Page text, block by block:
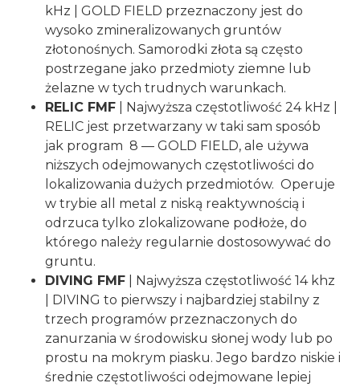
kHz | GOLD FIELD przeznaczony jest do
wysoko zmineralizowanych gruntów
złotonośnych. Samorodki złota są często
postrzegane jako przedmioty ziemne lub
żelazne w tych trudnych warunkach.
RELIC FMF | Najwyższa częstotliwość 24 kHz |
RELIC jest przetwarzany w taki sam sposób
jak program 8 — GOLD FIELD, ale używa
niższych odejmowanych częstotliwości do
lokalizowania dużych przedmiotów. Operuje
w trybie all metal z niską reaktywnością i
odrzuca tylko zlokalizowane podłoże, do
którego należy regularnie dostosowywać do
gruntu.
DIVING FMF | Najwyższa częstotliwość 14 khz
| DIVING to pierwszy i najbardziej stabilny z
trzech programów przeznaczonych do
zanurzania w środowisku słonej wody lub po
prostu na mokrym piasku. Jego bardzo niskie i
średnie częstotliwości odejmowane lepiej